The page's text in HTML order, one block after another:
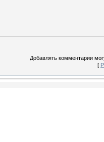
Добавлять комментарии
[